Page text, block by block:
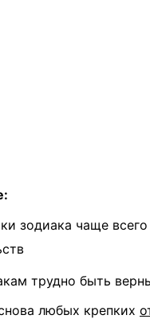
зодиака чаще всего
трудно быть
любых крепких